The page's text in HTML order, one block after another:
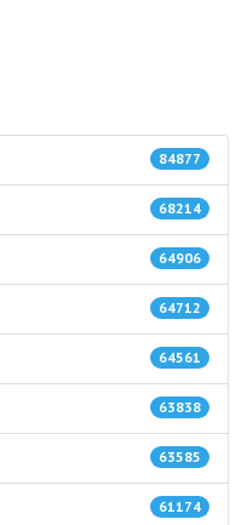
84877
68214
64906
64712
64561
63838
63585
61174